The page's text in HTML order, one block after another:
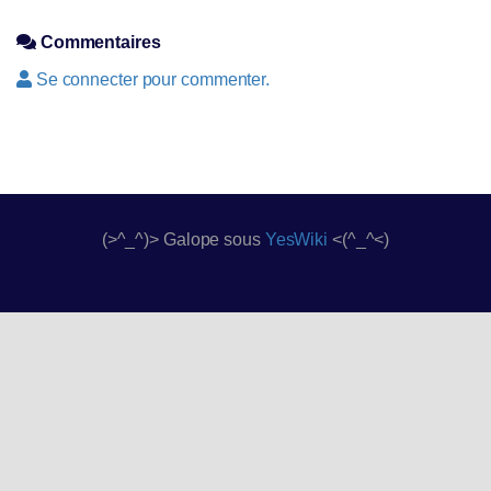
Commentaires
Se connecter pour commenter.
(>^_^)> Galope sous YesWiki <(^_^<)